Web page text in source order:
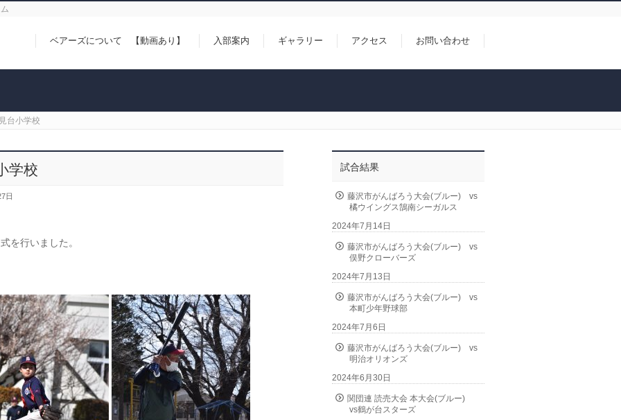
ベアーズについて 【動画あり】 入部案内 ギャラリー アクセス お問い合わせ
台小学校
学校
日
を行いました。
試合結果
藤沢市がんばろう大会(ブルー) vs
橘ウイングス鵠南シーガルス
2024年7月14日
藤沢市がんばろう大会(ブルー) vs
俣野クローバーズ
2024年7月13日
藤沢市がんばろう大会(ブルー) vs
本町少年野球部
2024年7月6日
藤沢市がんばろう大会(ブルー) vs
明治オリオンズ
2024年6月30日
関団連 読売大会 本大会(ブルー)
vs鶴が台スターズ